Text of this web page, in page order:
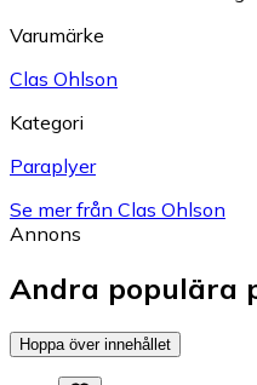
Varumärke
Clas Ohlson
Kategori
Paraplyer
Se mer från Clas Ohlson
Annons
Andra populära
Hoppa över innehållet